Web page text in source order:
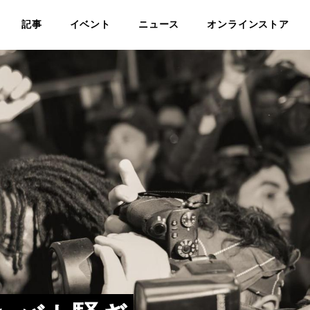
記事 イベント ニュース オンラインストア